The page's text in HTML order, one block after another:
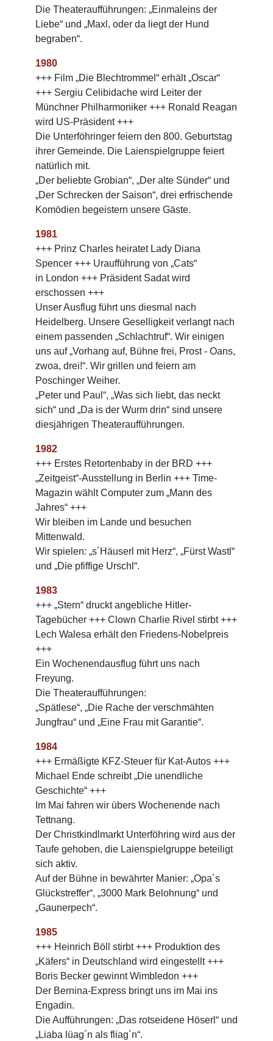
Die Theateraufführungen: „Einmaleins der
Liebe“ und „Maxl, oder da liegt der Hund
begraben“.
1980
+++ Film „Die Blechtrommel“ erhält „Oscar“
+++ Sergiu Celibidache wird Leiter der
Münchner Philharmoniker +++ Ronald Reagan
wird US-Präsident +++
Die Unterföhringer feiern den 800. Geburtstag
ihrer Gemeinde. Die Laienspielgruppe feiert
natürlich mit.
„Der beliebte Grobian“, „Der alte Sünder“ und
„Der Schrecken der Saison“, drei erfrischende
Komödien begeistern unsere Gäste.
1981
+++ Prinz Charles heiratet Lady Diana
Spencer +++ Uraufführung von „Cats“
in London +++ Präsident Sadat wird
erschossen +++
Unser Ausflug führt uns diesmal nach
Heidelberg. Unsere Geselligkeit verlangt nach
einem passenden „Schlachtruf“. Wir einigen
uns auf „Vorhang auf, Bühne frei, Prost - Oans,
zwoa, drei!“. Wir grillen und feiern am
Poschinger Weiher.
„Peter und Paul“, „Was sich liebt, das neckt
sich“ und „Da is der Wurm drin“ sind unsere
diesjährigen Theateraufführungen.
1982
+++ Erstes Retortenbaby in der BRD +++
„Zeitgeist“-Ausstellung in Berlin +++ Time-
Magazin wählt Computer zum „Mann des
Jahres“ +++
Wir bleiben im Lande und besuchen
Mittenwald.
Wir spielen: „s´Häuserl mit Herz“, „Fürst Wastl“
und „Die pfiffige Urschl“.
1983
+++ „Stern“ druckt angebliche Hitler-
Tagebücher +++ Clown Charlie Rivel stirbt +++
Lech Walesa erhält den Friedens-Nobelpreis
+++
Ein Wochenendausflug führt uns nach
Freyung.
Die Theateraufführungen:
„Spätlese“, „Die Rache der verschmähten
Jungfrau“ und „Eine Frau mit Garantie“.
1984
+++ Ermäßigte KFZ-Steuer für Kat-Autos +++
Michael Ende schreibt „Die unendliche
Geschichte“ +++
Im Mai fahren wir übers Wochenende nach
Tettnang.
Der Christkindlmarkt Unterföhring wird aus der
Taufe gehoben, die Laienspielgruppe beteiligt
sich aktiv.
Auf der Bühne in bewährter Manier: „Opa´s
Glückstreffer“, „3000 Mark Belohnung“ und
„Gaunerpech“.
1985
+++ Heinrich Böll stirbt +++ Produktion des
„Käfers“ in Deutschland wird eingestellt +++
Boris Becker gewinnt Wimbledon +++
Der Bernina-Express bringt uns im Mai ins
Engadin.
Die Aufführungen: „Das rotseidene Höserl“ und
„Liaba lüag´n als fliag´n“.